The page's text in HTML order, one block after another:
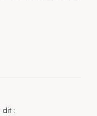
dit :